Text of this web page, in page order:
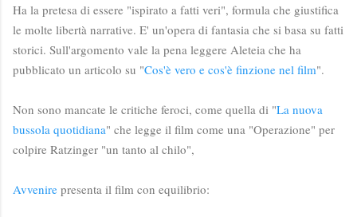
Ha la pretesa di essere "ispirato a fatti veri", formula che giustifica
le molte libertà narrative. E' un'opera di fantasia che si basa su fatti
storici. Sull'argomento vale la pena leggere Aleteia che ha
pubblicato un articolo su "Cos'è vero e cos'è finzione nel film".
Non sono mancate le critiche feroci, come quella di "La nuova
bussola quotidiana" che legge il film come una "Operazione" per
colpire Ratzinger "un tanto al chilo",
Avvenire presenta il film con equilibrio: